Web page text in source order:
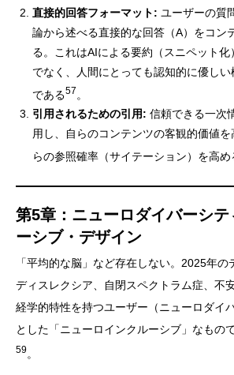
直接的回答フォーマット: ユーザーの質
論から述べる直接的な回答（A）をコン
る。これはAIによる要約（スニペット
でなく、人間にとっても認知的に優しい
である57 。
引用されるための引用: 信頼できる一次
用し、自らのコンテンツの客観的価値
らの参照確率（サイテーション）を高め
第5章：ニューロダイバーシ
ーシブ・デザイン
「平均的な脳」など存在しない。2025年の
ディスレクシア、自閉スペクトラム症、不
経学的特性を持つユーザー（ニューロダイ
とした「ニューロインクルーシブ」なもの
59。